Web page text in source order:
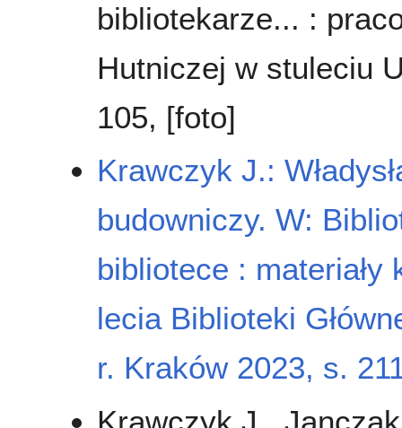
bibliotekarze... :
Hutniczej w stuleciu
105, [foto]
Krawczyk J.:
budowniczy. W:
bibliotece :
lecia Biblioteki
r. Kraków 2023, s.
Krawczyk J.,